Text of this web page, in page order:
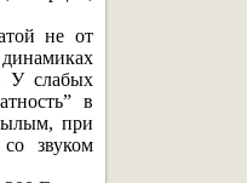
не от
У слабых
в
при
звуком